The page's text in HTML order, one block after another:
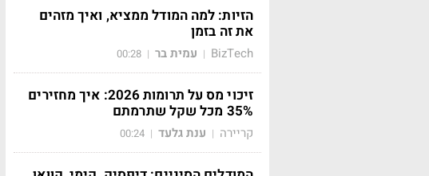
הזיות: למה המודל ממציא, ואיך מזהים
את זה בזמן
BizTech
| עמית בר |
00:28
זיכוי מס על תרומות 2026: איך מחזירים
35% מכל שקל שתרמתם
קריירה | ענת גלעד |
00:24